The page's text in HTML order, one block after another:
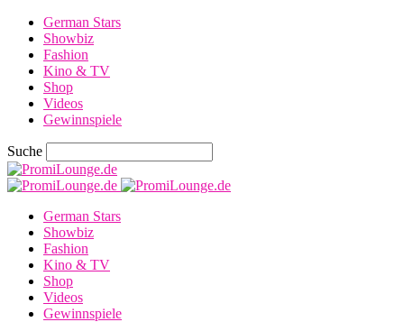
German Stars
Showbiz
Fashion
Kino & TV
Shop
Videos
Gewinnspiele
Suche
German Stars
Showbiz
Fashion
Kino & TV
Shop
Videos
Gewinnspiele